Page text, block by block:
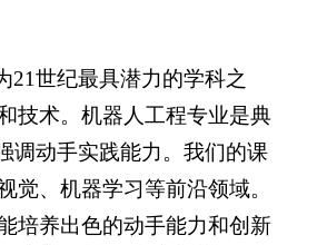
21世纪最具潜力的学科之
技术。机器人工程专业是典
调动手实践能力。我们的课
、机器学习等前沿领域。
培养出色的动手能力和创新